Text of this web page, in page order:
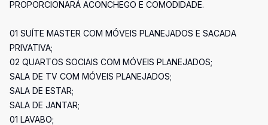
PROPORCIONARÁ ACONCHEGO E COMODIDADE.
01 SUÍTE MASTER COM MÓVEIS PLANEJADOS E SACADA
PRIVATIVA;
02 QUARTOS SOCIAIS COM MÓVEIS PLANEJADOS;
SALA DE TV COM MÓVEIS PLANEJADOS;
SALA DE ESTAR;
SALA DE JANTAR;
01 LAVABO;